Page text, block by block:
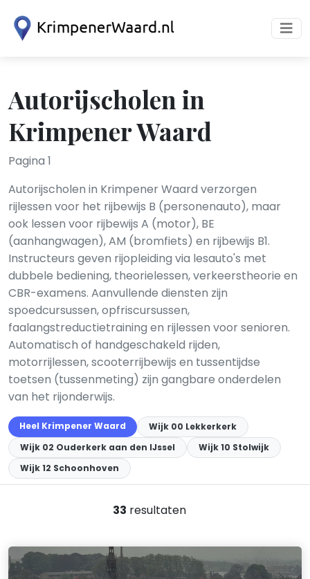
Autorijscholen in
Krimpener Waard
Pagina 1
Autorijscholen in Krimpener Waard verzorgen
rijlessen voor het rijbewijs B (personenauto), maar
ook lessen voor rijbewijs A (motor), BE
(aanhangwagen), AM (bromfiets) en rijbewijs B1.
Instructeurs geven rijopleiding via lesauto's met
dubbele bediening, theorielessen, verkeerstheorie en
CBR-examens. Aanvullende diensten zijn
spoedcursussen, opfriscursussen,
faalangstreductietraining en rijlessen voor senioren.
Automatisch of handgeschakeld rijden,
motorrijlessen, scooterrijbewijs en tussentijdse
toetsen (tussenmeting) zijn gangbare onderdelen
van het rijonderwijs.
Heel Krimpener Waard
Wijk 00 Lekkerkerk
Wijk 02 Ouderkerk aan den IJssel
Wijk 10 Stolwijk
Wijk 12 Schoonhoven
33 resultaten